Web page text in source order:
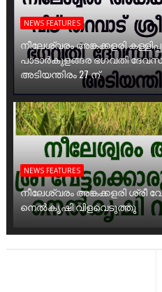
NEWS FEATURES
നീലേശ്വരം അങ്കക്കളരി
പാടാർകുളങ്ങര ഭഗവതി
അടിയന്തിരം 27 ന്
NEWS FEATURES
നീലേശ്വരം അങ്കക്കളരി ശ്രീ
നെൽകൃഷി വിളവെടുത്തു